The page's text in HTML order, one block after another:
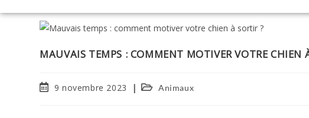
MAUVAIS TEMPS : COMMENT MOTIVER VOTRE CHIEN
9 novembre 2023 Animaux